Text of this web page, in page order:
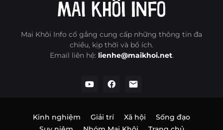
Mai Khôi Info cố gắng cung cấp những thông tin đa
chiều, kịp thời và bổ ích.
Email liên hệ: lienhe@maikhoi.net.
Kinh nghiệm Giải trí Xã hội
Sống đạo